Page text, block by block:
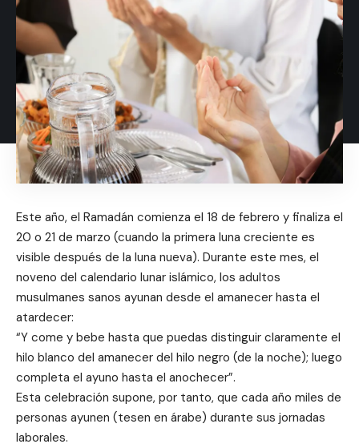
Este año, el Ramadán comienza el 18 de febrero y finaliza el
20 o 21 de marzo (cuando la primera luna creciente es
visible después de la luna nueva). Durante este mes, el
noveno del calendario lunar islámico, los adultos
musulmanes sanos ayunan desde el amanecer hasta el
atardecer:
“Y come y bebe hasta que puedas distinguir claramente el
hilo blanco del amanecer del hilo negro (de la noche); luego
completa el ayuno hasta el anochecer”.
Esta celebración supone, por tanto, que cada año miles de
personas ayunen (tesen en árabe) durante sus jornadas
laborales.